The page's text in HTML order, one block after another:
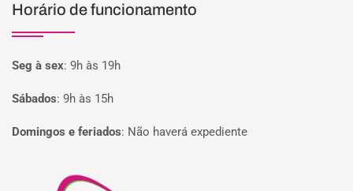
Horário de funcionamento
Seg à sex: 9h às 19h
Sábados: 9h às 15h
Domingos e feriados: Não haverá expediente
Página inicial